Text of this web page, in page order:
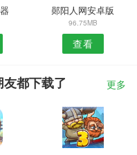
郧阳人网安卓版
96.75MB
查看
友都下载了 更多